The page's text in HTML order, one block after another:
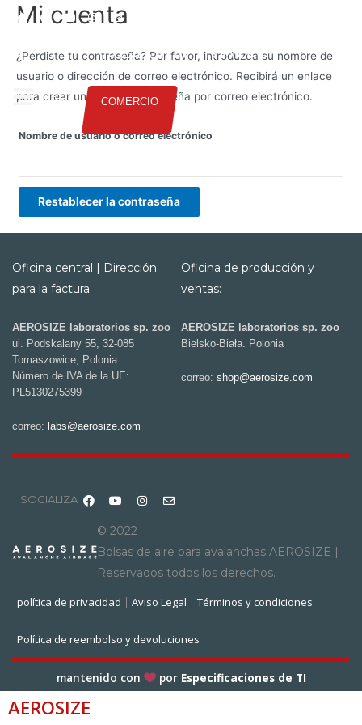
COMERCIO
Mi cuenta
¿Perdiste tu contraseña? Por favor, introduzca su nombre de
usuario o dirección de correo electrónico. Recibirá un enlace
para crear una nueva contraseña por correo electrónico.
Nombre de usuario o correo electrónico
Restablecer la contraseña
Oficina central | Dirección
para la factura:
AEROSIZE laboratorios sp. zoo
ul. Podskalany 55, 32-085
Tomaszowice, Polonia
Número de IVA de la UE:
PL5130275399
correo: labs@aerosize.com
Oficina de producción y
ventas:
AEROSIZE laboratorios sp. zoo
Bielsko-Biała. Polonia
correo: shop@aerosize.com
© 2022
Bolsas de aire para avalanchas AEROSIZE |
Reservados todos los derechos.
política de privacidad
Aviso Legal Términos y condiciones
Política de reembolso y devoluciones
SOCIALIZA
mantenido con por Especificaciones de TI
AEROSIZE